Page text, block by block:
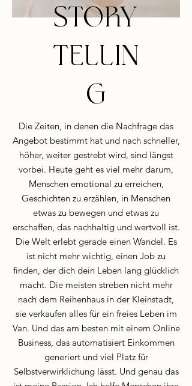
STORY
TELLIN
G
Die Zeiten, in denen die Nachfrage das
Angebot bestimmt hat und nach schneller,
höher, weiter gestrebt wird, sind längst
vorbei. Heute geht es viel mehr darum,
Menschen emotional zu erreichen,
Geschichten zu erzählen, in Menschen
etwas zu bewegen und etwas zu
erschaffen, das nachhaltig und wertvoll ist.
Die Welt erlebt gerade einen Wandel. Es
ist nicht mehr wichtig, einen Job zu
finden, der dich dein Leben lang glücklich
macht. Die meisten streben nicht mehr
nach dem Reihenhaus in der Kleinstadt,
sie verkaufen alles für ein freies Leben im
Van. Und das am besten mit einem Online
Business, das automatisiert Einkommen
generiert und viel Platz für
Selbstverwirklichung lässt. Und genau das